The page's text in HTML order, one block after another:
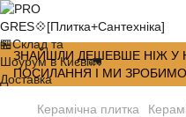
ЗНАЙШЛИ ДЕШЕВШЕ НІЖ У
ПОСИЛАННЯ І МИ ЗРОБИМО
Керамічна плитка